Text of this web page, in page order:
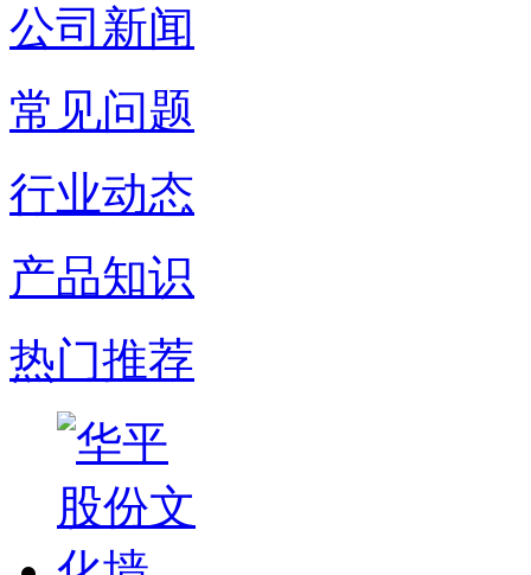
公司新闻
常见问题
行业动态
产品知识
热门推荐